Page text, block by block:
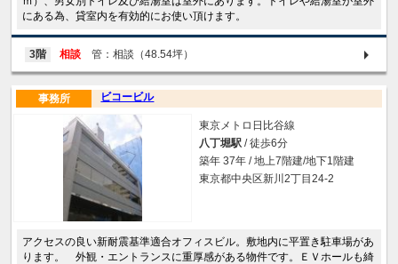
にある為、貸室内を有効的にお使い頂けます。
3階 相談 管：相談（48.54坪）
ビコービル
事務所
東京メトロ日比谷線
八丁堀駅 / 徒歩6分
築年 37年 / 地上7階建/地下1階建
東京都中央区新川2丁目24-2
アクセスの良い新耐震基準適合オフィスビル。敷地内に平置き駐車場があ
ります。 外観・エントランスに重厚感がある物件です。ＥＶホールも綺